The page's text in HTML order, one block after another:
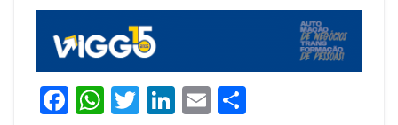
Facebook
WhatsApp
Twitter
LinkedIn
Email